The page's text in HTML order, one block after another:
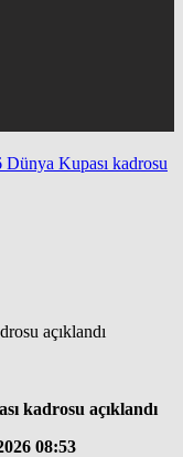
Kupası kadrosu
kadrosu açıklandı
08:53